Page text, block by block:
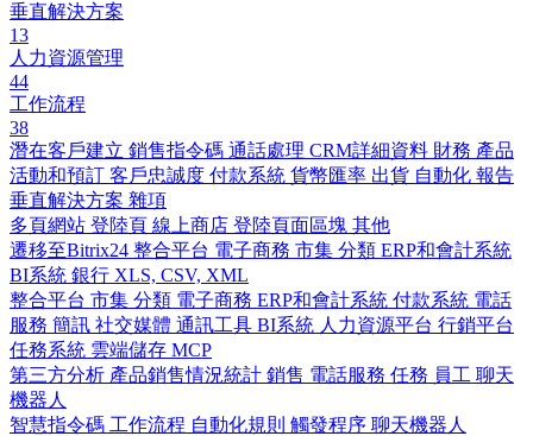
垂直解決方案
13
人力資源管理
44
工作流程
38
潛在客戶建立 銷售指令碼 通話處理 CRM詳細資料 財務 產品
活動和預訂 客戶忠誠度 付款系統 貨幣匯率 出貨 自動化 報告
垂直解決方案 雜項
多頁網站 登陸頁 線上商店 登陸頁面區塊 其他
遷移至Bitrix24 整合平台 電子商務 市集 分類 ERP和會計系統
BI系統 銀行 XLS, CSV, XML
整合平台 市集 分類 電子商務 ERP和會計系統 付款系統 電話
服務 簡訊 社交媒體 通訊工具 BI系統 人力資源平台 行銷平台
任務系統 雲端儲存 MCP
第三方分析 產品銷售情況統計 銷售 電話服務 任務 員工 聊天
機器人
智慧指令碼 工作流程 自動化規則 觸發程序 聊天機器人